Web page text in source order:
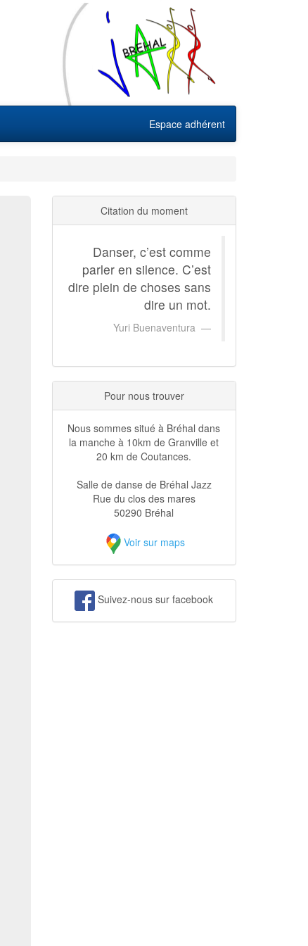
Espace adhérent
Citation du moment
Danser, c’est comme
parler en silence. C’est
dire plein de choses sans
dire un mot.
Yuri Buenaventura
Pour nous trouver
Nous sommes situé à Bréhal dans
la manche à 10km de Granville et
20 km de Coutances.
Salle de danse de Bréhal Jazz
Rue du clos des mares
50290 Bréhal
Voir sur maps
Suivez-nous sur facebook